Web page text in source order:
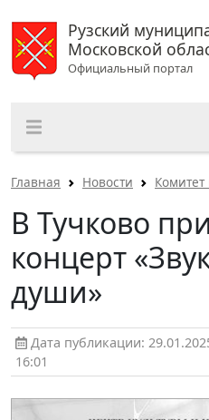
Рузский
Московской
Официальный портал
Главная Новости Комитет
В Тучково
концерт
души»
Дата публикации:
16:01